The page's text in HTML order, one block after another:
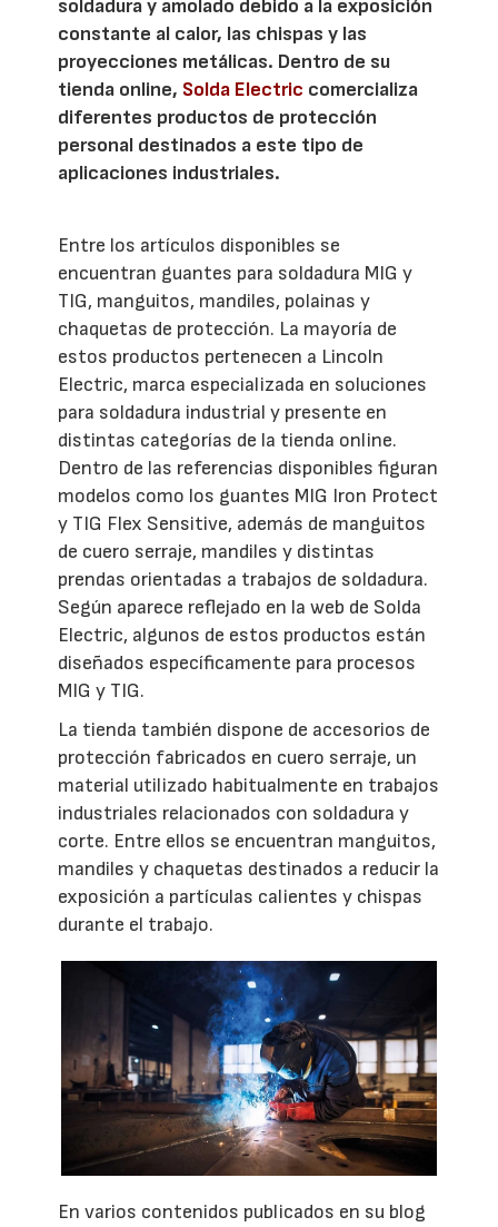
soldadura y amolado debido a la exposición
constante al calor, las chispas y las
proyecciones metálicas. Dentro de su
tienda online, Solda Electric comercializa
diferentes productos de protección
personal destinados a este tipo de
aplicaciones industriales.
Entre los artículos disponibles se
encuentran guantes para soldadura MIG y
TIG, manguitos, mandiles, polainas y
chaquetas de protección. La mayoría de
estos productos pertenecen a Lincoln
Electric, marca especializada en soluciones
para soldadura industrial y presente en
distintas categorías de la tienda online.
Dentro de las referencias disponibles figuran
modelos como los guantes MIG Iron Protect
y TIG Flex Sensitive, además de manguitos
de cuero serraje, mandiles y distintas
prendas orientadas a trabajos de soldadura.
Según aparece reflejado en la web de Solda
Electric, algunos de estos productos están
diseñados específicamente para procesos
MIG y TIG.
La tienda también dispone de accesorios de
protección fabricados en cuero serraje, un
material utilizado habitualmente en trabajos
industriales relacionados con soldadura y
corte. Entre ellos se encuentran manguitos,
mandiles y chaquetas destinados a reducir la
exposición a partículas calientes y chispas
durante el trabajo.
En varios contenidos publicados en su blog